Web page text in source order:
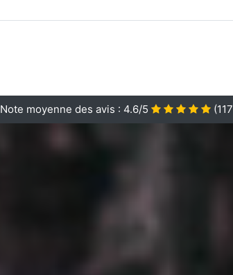
Note moyenne des avis : 4.6/5 (117